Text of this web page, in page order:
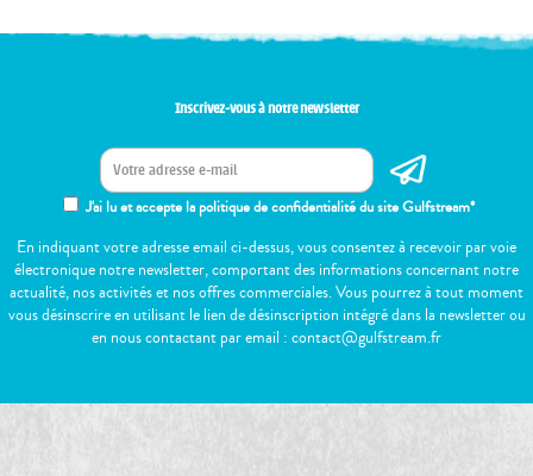
Inscrivez-vous à notre newsletter
J'ai lu et accepte la politique de confidentialité du site Gulfstream*
En indiquant votre adresse email ci-dessus, vous consentez à recevoir par voie
électronique notre newsletter, comportant des informations concernant notre
actualité, nos activités et nos offres commerciales. Vous pourrez à tout moment
vous désinscrire en utilisant le lien de désinscription intégré dans la newsletter ou
en nous contactant par email : contact@gulfstream.fr